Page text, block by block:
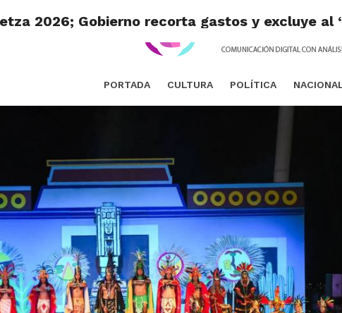
PORTADA CULTURA POLÍTICA
2026; Gobierno recorta gastos y excluye al